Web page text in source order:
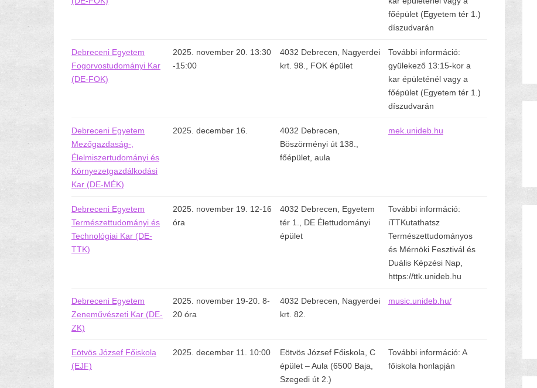
főépület (Egyetem tér 1.)
díszudvarán
Debreceni Egyetem
Fogorvostudományi Kar
(DE-FOK)
2025. november 20. 13:30
-15:00
4032 Debrecen, Nagyerdei
krt. 98., FOK épület
További információ:
gyülekező 13:15-kor a
kar épületénél vagy a
főépület (Egyetem tér 1.)
díszudvarán
Debreceni Egyetem
Mezőgazdaság-,
Élelmiszertudományi és
Környezetgazdálkodási
Kar (DE-MÉK)
2025. december 16.
4032 Debrecen,
Böszörményi út 138.,
főépület, aula
mek.unideb.hu
Debreceni Egyetem
Természettudományi és
Technológiai Kar (DE-
TTK)
2025. november 19. 12-16
óra
4032 Debrecen, Egyetem
tér 1., DE Élettudományi
épület
További információ:
iTTKutathatsz
Természettudományos
és Mérnöki Fesztivál és
Duális Képzési Nap,
https://ttk.unideb.hu
Debreceni Egyetem
Zeneművészeti Kar (DE-
ZK)
2025. november 19-20. 8-
20 óra
4032 Debrecen, Nagyerdei
krt. 82.
music.unideb.hu/
Eötvös József Főiskola
(EJF)
2025. december 11. 10:00
Eötvös József Főiskola, C
épület – Aula (6500 Baja,
Szegedi út 2.)
További információ: A
főiskola honlapján